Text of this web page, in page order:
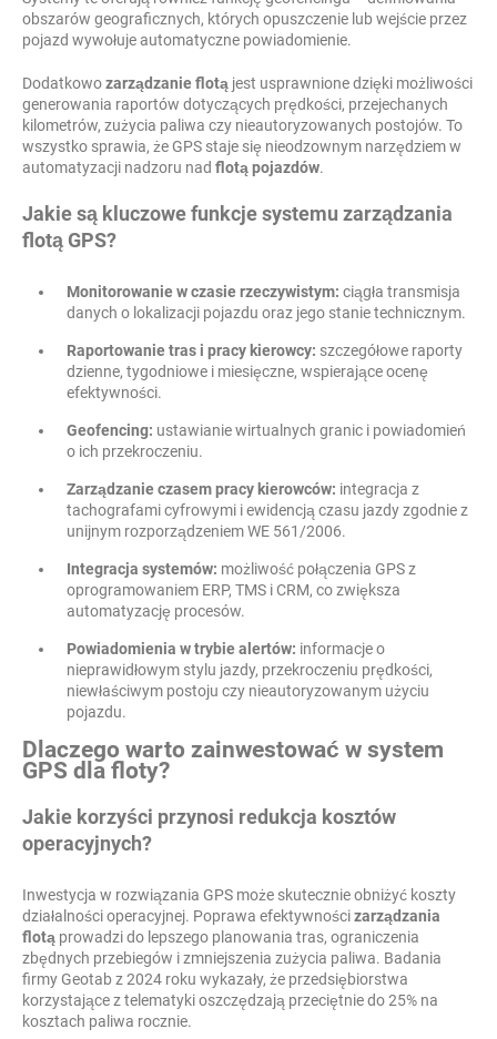
obszarów geograficznych, których opuszczenie lub wejście przez
pojazd wywołuje automatyczne powiadomienie.
Dodatkowozarządzanie flotą jest usprawnione dzięki możliwości
generowania raportów dotyczących prędkości, przejechanych
kilometrów, zużycia paliwa czy nieautoryzowanych postojów. To
wszystko sprawia, że GPS staje się nieodzownym narzędziem w
automatyzacji nadzoru nad flotą pojazdów.
Jakie są kluczowe funkcje systemu zarządzania
flotą GPS?
Monitorowanie w czasie rzeczywistym: ciągła transmisja
danych o lokalizacji pojazdu oraz jego stanie technicznym.
Raportowanie tras i pracy kierowcy: szczegółowe raporty
dzienne, tygodniowe i miesięczne, wspierające ocenę
efektywności.
Geofencing: ustawianie wirtualnych granic i powiadomień
o ich przekroczeniu.
Zarządzanie czasem pracy kierowców: integracja z
tachografami cyfrowymi i ewidencją czasu jazdy zgodnie z
unijnym rozporządzeniem WE 561/2006.
Integracja systemów: możliwość połączenia GPS z
oprogramowaniem ERP, TMS i CRM, co zwiększa
automatyzację procesów.
Powiadomienia w trybie alertów: informacje o
nieprawidłowym stylu jazdy, przekroczeniu prędkości,
niewłaściwym postoju czy nieautoryzowanym użyciu
pojazdu.
Dlaczego warto zainwestować w system
GPS dla floty?
Jakie korzyści przynosi redukcja kosztów
operacyjnych?
Inwestycja w rozwiązania GPS może skutecznie obniżyć koszty
działalności operacyjnej. Poprawa efektywnościzarządzania
flotą prowadzi do lepszego planowania tras, ograniczenia
zbędnych przebiegów i zmniejszenia zużycia paliwa. Badania
firmy Geotab z 2024 roku wykazały, że przedsiębiorstwa
korzystające z telematyki oszczędzają przeciętnie do 25% na
kosztach paliwa rocznie.